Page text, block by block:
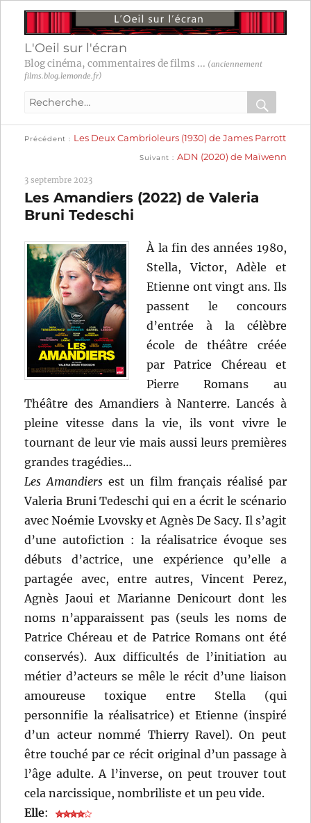
L'Oeil sur l'écran
Blog cinéma, commentaires de films ... (anciennement
films.blog.lemonde.fr)
Recherche
:
OK
Navigation
l’article
Précédent
précédente :
Les Deux Cambrioleurs (1930) de James Parrott
Suivant
suivante :
ADN (2020) de Maïwenn
3 septembre 2023
Les Amandiers (2022) de Valeria
Bruni Tedeschi
À la fin des années 1980,
Stella, Victor, Adèle et
Etienne ont vingt ans. Ils
passent le concours
d’entrée à la célèbre
école de théâtre créée
par Patrice Chéreau et
Pierre Romans au
Théâtre des Amandiers à Nanterre. Lancés à
pleine vitesse dans la vie, ils vont vivre le
tournant de leur vie mais aussi leurs premières
grandes tragédies…
Les Amandiersest un film français réalisé par
Valeria Bruni Tedeschi qui en a écrit le scénario
avec Noémie Lvovsky et Agnès De Sacy. Il s’agit
d’une autofiction : la réalisatrice évoque ses
débuts d’actrice, une expérience qu’elle a
partagée avec, entre autres, Vincent Perez,
Agnès Jaoui et Marianne Denicourt dont les
noms n’apparaissent pas (seuls les noms de
Patrice Chéreau et de Patrice Romans ont été
conservés). Aux difficultés de l’initiation au
métier d’acteurs se mêle le récit d’une liaison
amoureuse toxique entre Stella (qui
personnifie la réalisatrice) et Etienne (inspiré
d’un acteur nommé Thierry Ravel). On peut
être touché par ce récit original d’un passage à
l’âge adulte. A l’inverse, on peut trouver tout
cela narcissique, nombriliste et un peu vide.
Elle: